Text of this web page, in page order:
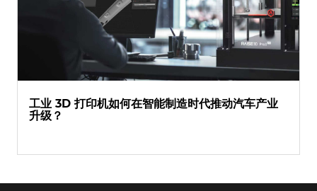
工业 3D 打印机如何在智能制造时代推动汽车产业
升级？